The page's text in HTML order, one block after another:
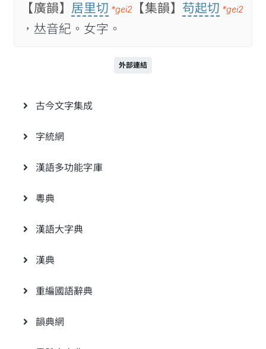
【廣韻】 居里切 *gei2 【集韻】 苟起切 *gei2
，𠀤音紀。女字。
外部連結
古今文字集成
字統網
漢語多功能字庫
粵典
漢語大字典
漢典
重編國語辭典
韻典網